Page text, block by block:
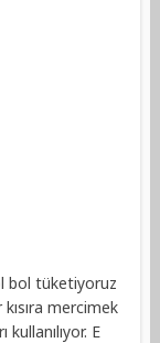
bol tüketiyoruz
mercimek
E